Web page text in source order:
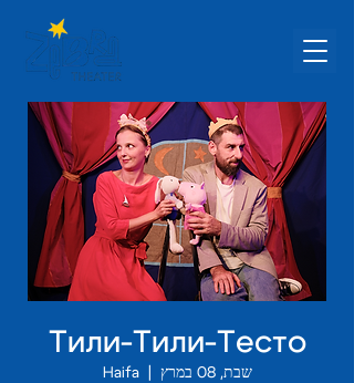
Тили-Тили-Тесто
שבת, 08 במרץ
  |
Haifa